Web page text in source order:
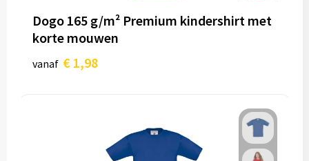
Dogo 165 g/m² Premium kindershirt met
korte mouwen
vanaf € 1,98